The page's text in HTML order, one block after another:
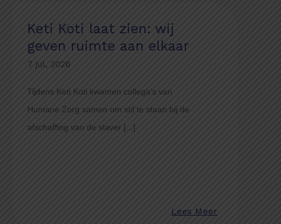
Keti Koti laat zien: wij
geven ruimte aan elkaar